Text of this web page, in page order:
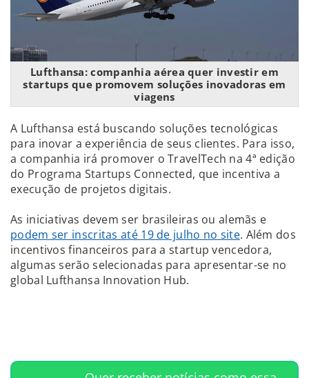
Lufthansa: companhia aérea quer investir em
startups que promovem soluções inovadoras em
viagens
A Lufthansa está buscando soluções tecnológicas
para inovar a experiência de seus clientes. Para isso,
a companhia irá promover o TravelTech na 4ª edição
do Programa Startups Connected, que incentiva a
execução de projetos digitais.
As iniciativas devem ser brasileiras ou alemãs e
podem ser inscritas até 19 de julho no site. Além dos
incentivos financeiros para a startup vencedora,
algumas serão selecionadas para apresentar-se no
global Lufthansa Innovation Hub.